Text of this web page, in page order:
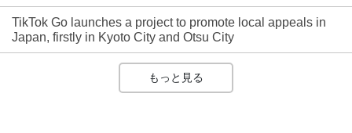
TikTok Go launches a project to promote local appeals in
Japan, firstly in Kyoto City and Otsu City
もっと見る